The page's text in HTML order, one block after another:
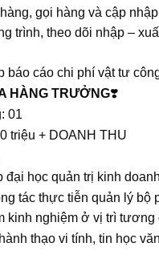
gọi hàng và cập
trình, theo dõi nhập –
báo cáo chi phí vật tư
HÀNG TRƯỞNG❣️
01
triệu + DOANH THU
đại học quản trị kinh
tác thực tiễn quản lý bộ
kinh nghiệm ở vị trì
thạo vi tính, tin học